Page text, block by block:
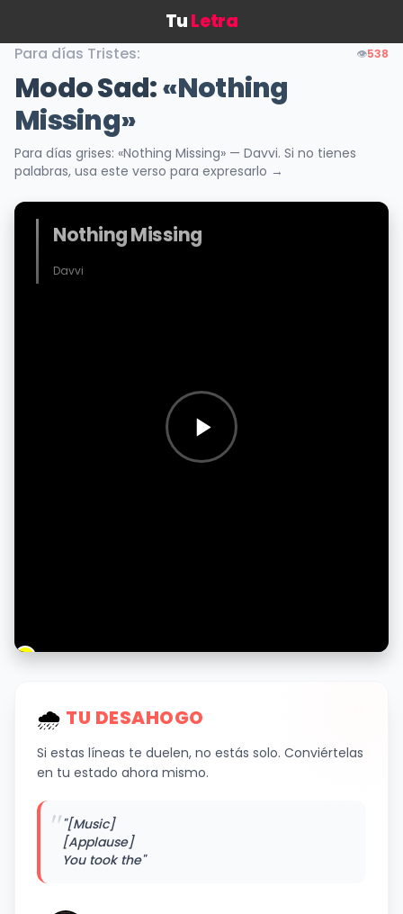
TuLetra
Para días Tristes: 👁️538
Modo Sad:«Nothing
Missing»
Para días grises: «Nothing Missing» — Davvi. Si no tienes
palabras, usa este verso para expresarlo →
Nothing Missing
Davvi
🌧 ️ TU DESAHOGO
Si estas líneas te duelen, no estás solo. Conviértelas
en tu estado ahora mismo.
""[Music]
[Applause]
You took the"